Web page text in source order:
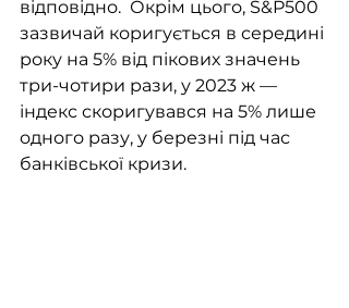
відповідно.  Окрім цього, S&P500
зазвичай коригується в середині
року на 5% від пікових значень
три-чотири рази, у 2023 ж —
індекс скоригувався на 5% лише
одного разу, у березні під час
банківської кризи.